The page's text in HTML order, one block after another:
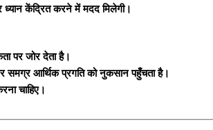
केंद्रित करने में मदद मिलेगी।
पर जोर देता है।
समग्र आर्थिक प्रगति को नुकसान पहुँचता है।
चाहिए।